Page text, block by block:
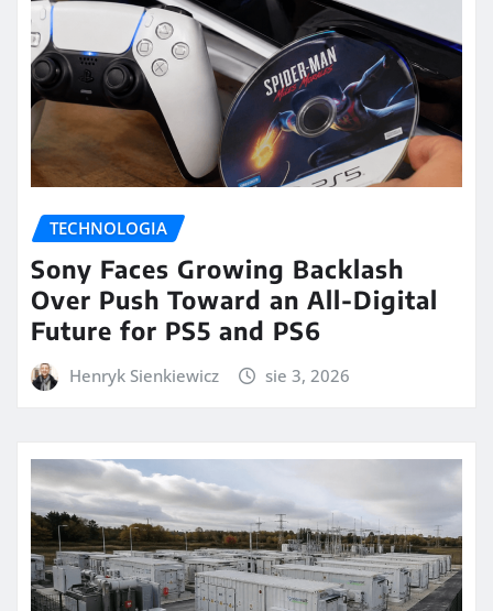
TECHNOLOGIA
Sony Faces Growing Backlash
Over Push Toward an All-Digital
Future for PS5 and PS6
Henryk Sienkiewicz sie 3, 2026